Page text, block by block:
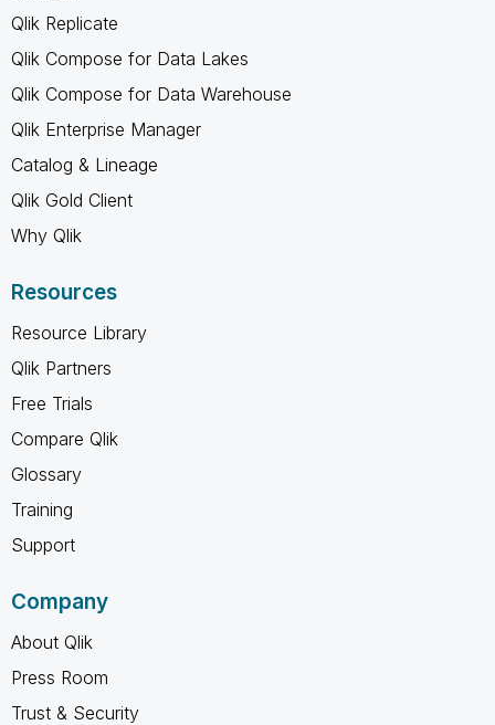
Qlik Replicate
Qlik Compose for Data Lakes
Qlik Compose for Data Warehouse
Qlik Enterprise Manager
Catalog & Lineage
Qlik Gold Client
Why Qlik
Resources
Resource Library
Qlik Partners
Free Trials
Compare Qlik
Glossary
Training
Support
Company
About Qlik
Press Room
Trust & Security